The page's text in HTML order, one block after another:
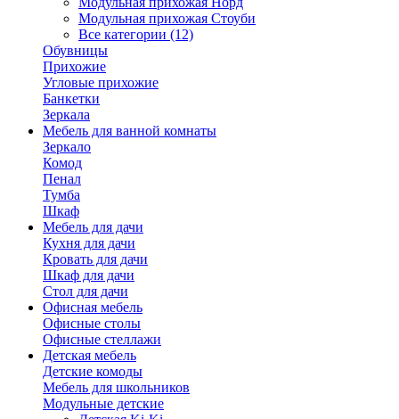
Модульная прихожая Стоуби
Все категории (12)
Обувницы
Прихожие
Угловые прихожие
Банкетки
Зеркала
Мебель для ванной комнаты
Зеркало
Комод
Пенал
Тумба
Шкаф
Мебель для дачи
Кухня для дачи
Кровать для дачи
Шкаф для дачи
Стол для дачи
Офисная мебель
Офисные столы
Офисные стеллажи
Детская мебель
Детские комоды
Мебель для школьников
Модульные детские